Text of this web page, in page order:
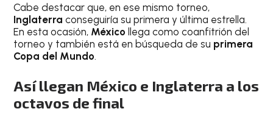
Cabe destacar que, en ese mismo torneo,
Inglaterra conseguiría su primera y última estrella.
En esta ocasión, México llega como coanfitrión del
torneo y también está en búsqueda de su primera
Copa del Mundo.
Así llegan México e Inglaterra a los
octavos de final